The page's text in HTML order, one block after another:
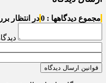
مجموع دیدگاهها : 0 در انتظار
قوانین ارسال دیدگاه